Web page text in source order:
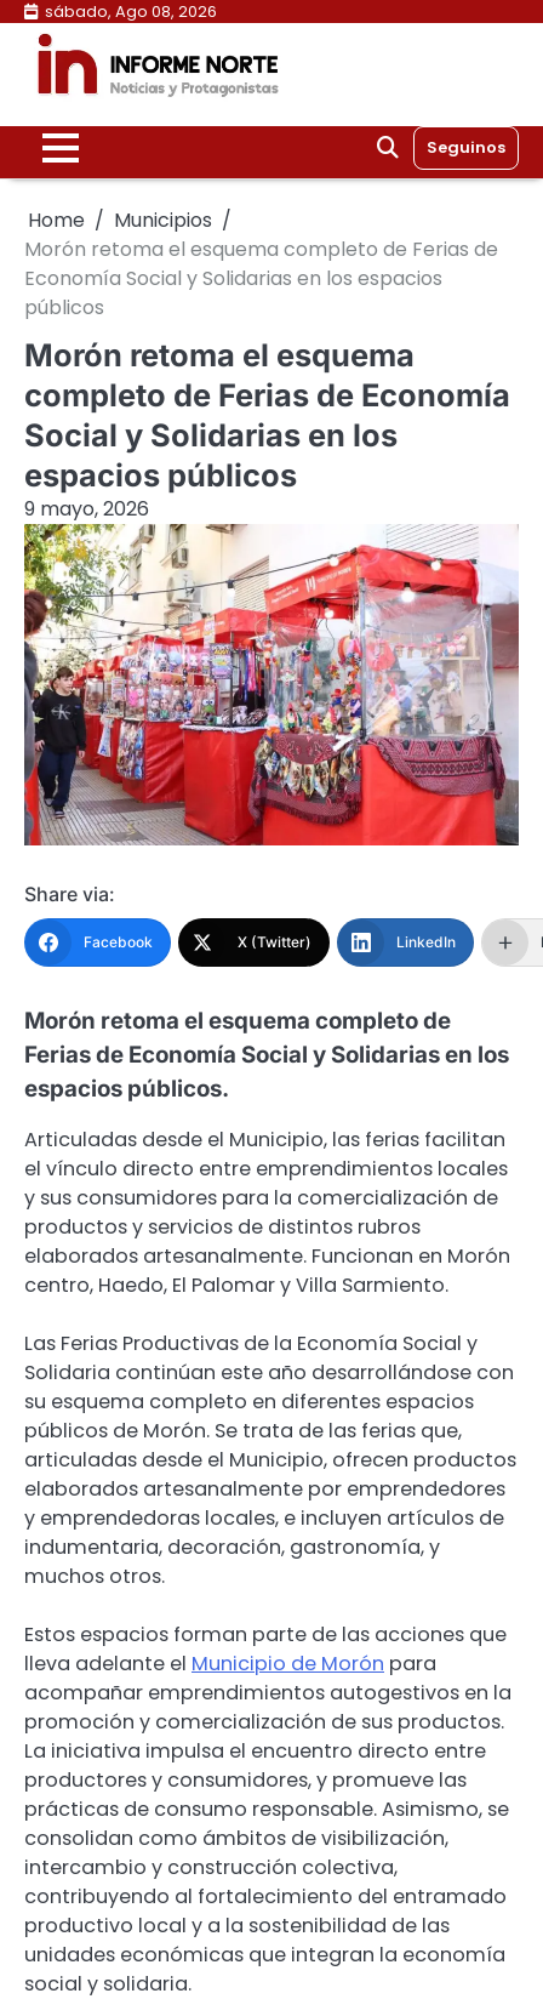
Skip
content
sábado, Ago 08, 2026
Seguinos
Home
Municipios
Morón retoma el esquema completo de Ferias de
Economía Social y Solidarias en los espacios
públicos
Morón retoma el esquema
completo de Ferias de Economía
Social y Solidarias en los
espacios públicos
9 mayo, 2026
Share via:
Facebook X (Twitter) LinkedIn
Morón retoma el esquema completo de
Ferias de Economía Social y Solidarias en los
espacios públicos.
Articuladas desde el Municipio, las ferias facilitan
el vínculo directo entre emprendimientos locales
y sus consumidores para la comercialización de
productos y servicios de distintos rubros
elaborados artesanalmente. Funcionan en Morón
centro, Haedo, El Palomar y Villa Sarmiento.
Las Ferias Productivas de la Economía Social y
Solidaria continúan este año desarrollándose con
su esquema completo en diferentes espacios
públicos de Morón. Se trata de las ferias que,
articuladas desde el Municipio, ofrecen productos
elaborados artesanalmente por emprendedores
y emprendedoras locales, e incluyen artículos de
indumentaria, decoración, gastronomía, y
muchos otros.
Estos espacios forman parte de las acciones que
lleva adelante el Municipio de Morón para
acompañar emprendimientos autogestivos en la
promoción y comercialización de sus productos.
La iniciativa impulsa el encuentro directo entre
productores y consumidores, y promueve las
prácticas de consumo responsable. Asimismo, se
consolidan como ámbitos de visibilización,
intercambio y construcción colectiva,
contribuyendo al fortalecimiento del entramado
productivo local y a la sostenibilidad de las
unidades económicas que integran la economía
social y solidaria.